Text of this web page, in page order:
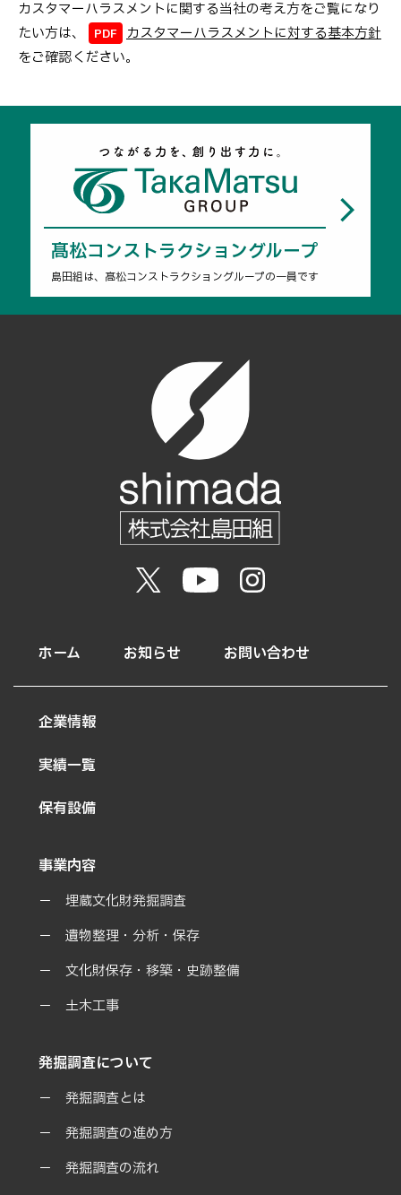
カスタマーハラスメントに関する当社の考え方をご覧になり
たい方は、
カスタマーハラスメントに対する基本方針
をご確認ください。
髙松コンストラクショングループ
島田組は、髙松コンストラクショングループの一員です
ホーム お知らせ お問い合わせ
企業情報
実績一覧
保有設備
事業内容
埋蔵文化財発掘調査
遺物整理・分析・保存
文化財保存・移築・史跡整備
土木工事
発掘調査について
発掘調査とは
発掘調査の進め方
発掘調査の流れ